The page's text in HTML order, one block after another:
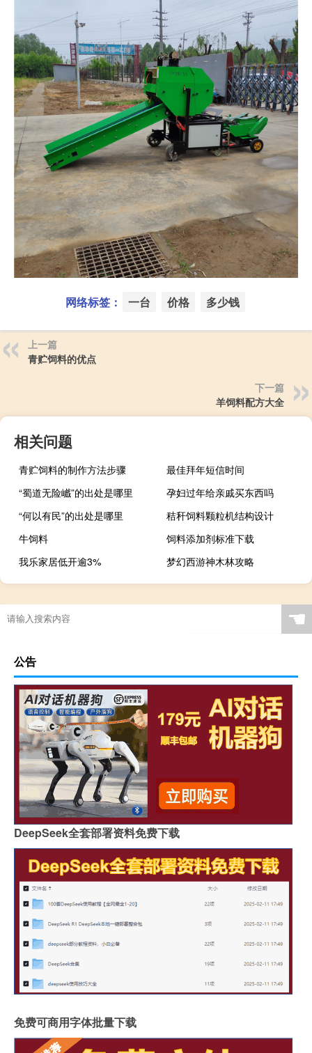
网络标签： 一台 价格 多少钱
上一篇
青贮饲料的优点
下一篇
羊饲料配方大全
相关问题
青贮饲料的制作方法步骤
最佳拜年短信时间
“蜀道无险巇”的出处是哪里
孕妇过年给亲戚买东西吗
“何以有民”的出处是哪里
秸秆饲料颗粒机结构设计
牛饲料
饲料添加剂标准下载
我乐家居低开逾3%
梦幻西游神木林攻略
☚
公告
DeepSeek全套部署资料免费下载
免费可商用字体批量下载